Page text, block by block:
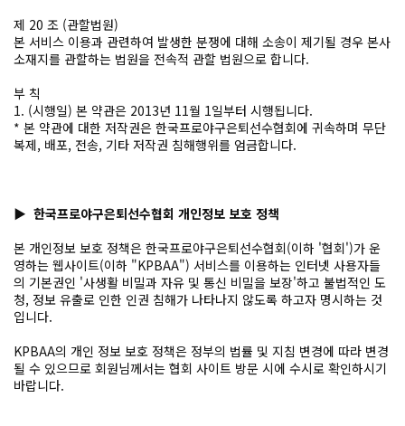
제 20 조 (관할법원)
본 서비스 이용과 관련하여 발생한 분쟁에 대해 소송이 제기될 경우 본사
소재지를 관할하는 법원을 전속적 관할 법원으로 합니다.
부 칙
1. (시행일) 본 약관은 2013년 11월 1일부터 시행됩니다.
* 본 약관에 대한 저작권은 한국프로야구은퇴선수협회에 귀속하며 무단
복제, 배포, 전송, 기타 저작권 침해행위를 엄금합니다.
▶ 한국프로야구은퇴선수협회 개인정보 보호 정책
본 개인정보 보호 정책은 한국프로야구은퇴선수협회(이하 '협회')가 운
영하는 웹사이트(이하 "KPBAA") 서비스를 이용하는 인터넷 사용자들
의 기본권인 '사생활 비밀과 자유 및 통신 비밀을 보장'하고 불법적인 도
청, 정보 유출로 인한 인권 침해가 나타나지 않도록 하고자 명시하는 것
입니다.
KPBAA의 개인 정보 보호 정책은 정부의 법률 및 지침 변경에 따라 변경
될 수 있으므로 회원님께서는 협회 사이트 방문 시에 수시로 확인하시기
바랍니다.